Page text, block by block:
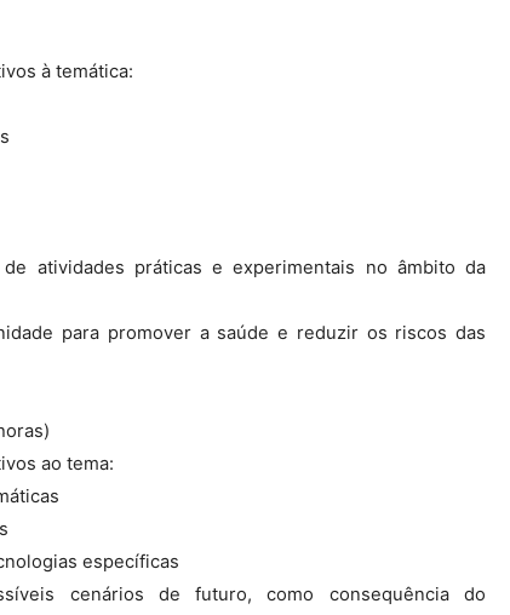
à temática:
atividades práticas e experimentais no âmbito da
para promover a saúde e reduzir os riscos das
ao tema:
específicas
cenários de futuro, como consequência do